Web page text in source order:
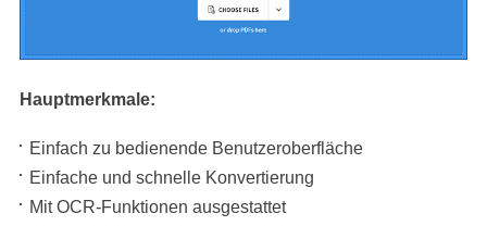
Hauptmerkmale:
Einfach zu bedienende Benutzeroberfläche
Einfache und schnelle Konvertierung
Mit OCR-Funktionen ausgestattet